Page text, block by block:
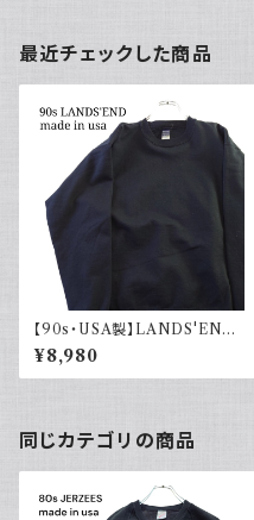
最近チェックした商品
【90s・USA製】LANDS'END
ランズエンド 無地スウェット ブ
ラック黒
¥8,980
同じカテゴリの商品